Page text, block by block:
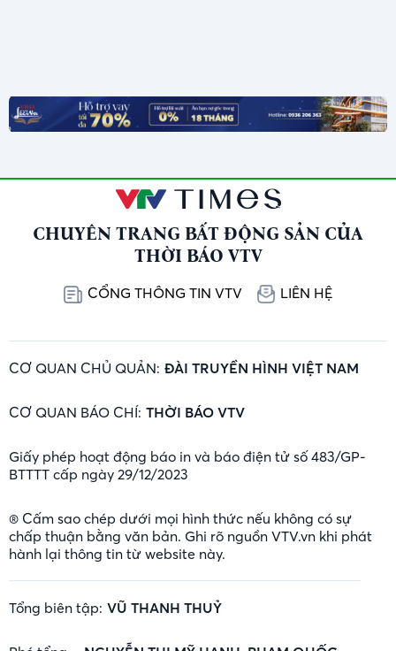
CHUYÊN TRANG BẤT ĐỘNG SẢN CỦA
THỜI BÁO VTV
CỔNG THÔNG TIN VTV LIÊN HỆ
CƠ QUAN CHỦ QUẢN: ĐÀI TRUYỀN HÌNH VIỆT NAM
CƠ QUAN BÁO CHÍ: THỜI BÁO VTV
Giấy phép hoạt động báo in và báo điện tử số 483/GP-
BTTTT cấp ngày 29/12/2023
® Cấm sao chép dưới mọi hình thức nếu không có sự
chấp thuận bằng văn bản. Ghi rõ nguồn VTV.vn khi phát
hành lại thông tin từ website này.
Tổng biên tập: VŨ THANH THUỶ